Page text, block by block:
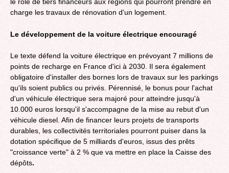
charge les travaux de rénovation d'un logement.
Le développement de la voiture électrique encouragé
Le texte défend la voiture électrique en prévoyant 7 millions de
points de recharge en France d'ici à 2030. Il sera également
obligatoire d'installer des bornes lors de travaux sur les parkings
qu'ils soient publics ou privés. Pérennisé, le bonus pour l'achat
d'un véhicule électrique sera majoré pour atteindre jusqu'à
10.000 euros lorsqu'il s'accompagne de la mise au rebut d'un
véhicule diesel. Afin de financer leurs projets de transports
durables, les collectivités territoriales pourront puiser dans la
dotation spécifique de 5 milliards d'euros, issus des prêts
"croissance verte" à 2 % que va mettre en place la Caisse des
dépôts.